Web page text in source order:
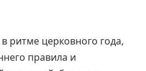
церковного года,
правила и